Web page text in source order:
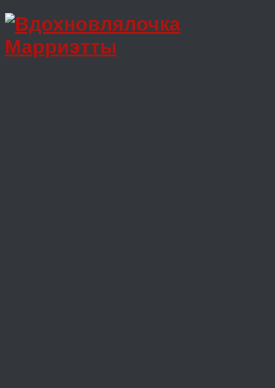
Перейти
содержимому